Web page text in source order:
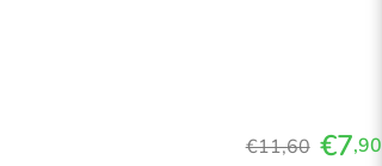
€11,60 €7,90